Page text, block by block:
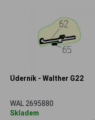
Úderník - Walther G22
WAL 2695880
Skladem